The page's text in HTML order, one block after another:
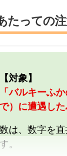
たっての
【対象】
「バルキーふ
で）に遭遇し
数は、数字を
す。